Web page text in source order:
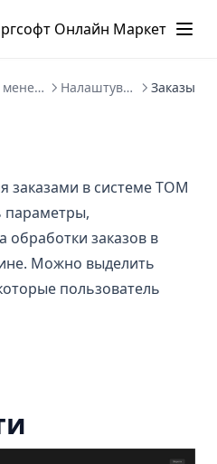
Онлайн Маркет
Контент менеджер Налаштування Заказы
заказами в системе ТОМ
параметры,
заказов в
Можно выделить
пользователь